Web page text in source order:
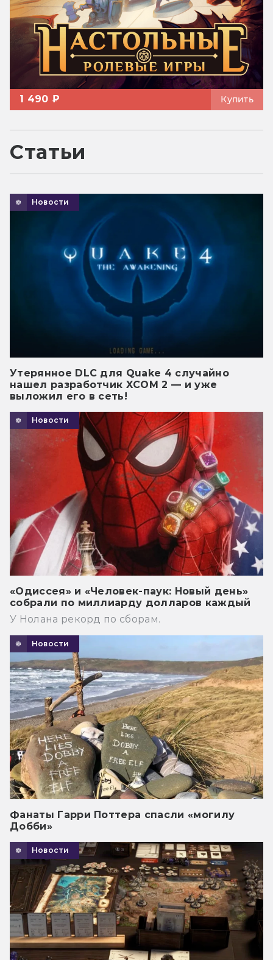
1 490 ₽ Купить
Статьи
Новости
Утерянное DLC для Quake 4 случайно
нашел разработчик XCOM 2 — и уже
выложил его в сеть!
Новости
«Одиссея» и «Человек-паук: Новый день»
собрали по миллиарду долларов каждый
У Нолана рекорд по сборам.
Новости
Фанаты Гарри Поттера спасли «могилу
Добби»
Новости